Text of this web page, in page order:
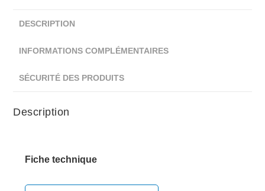
DESCRIPTION
INFORMATIONS COMPLÉMENTAIRES
SÉCURITÉ DES PRODUITS
Description
Fiche technique